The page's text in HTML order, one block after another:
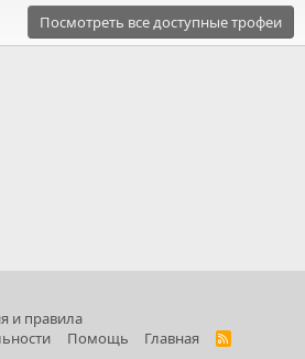
Посмотреть все доступные трофеи
и правила
Помощь Главная
R